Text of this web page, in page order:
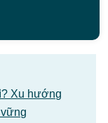
Xu hướng